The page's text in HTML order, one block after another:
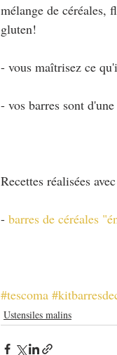
mélange de céréales,
gluten!
- vous maîtrisez ce
- vos barres sont
Recettes réalisées
- barres de céréales
#tescoma
Ustensiles malins